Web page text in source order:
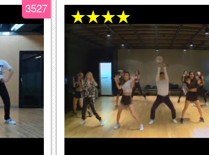
3527
★★★★